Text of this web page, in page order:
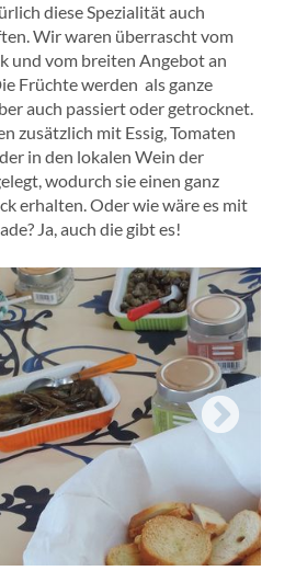
diese Spezialität auch
Wir waren überrascht vom
und vom breiten Angebot an
Früchte werden als ganze
auch passiert oder getrocknet.
zusätzlich mit Essig, Tomaten
in den lokalen Wein der
wodurch sie einen ganz
erhalten. Oder wie wäre es mit
Ja, auch die gibt es!